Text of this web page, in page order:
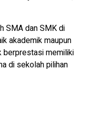
SMA dan SMK di
akademik maupun
berprestasi memiliki
di sekolah pilihan